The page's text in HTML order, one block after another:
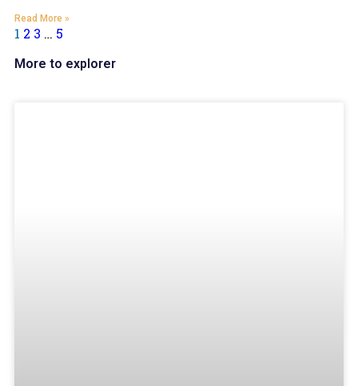
Read More »
1 2 3 … 5
More to explorer